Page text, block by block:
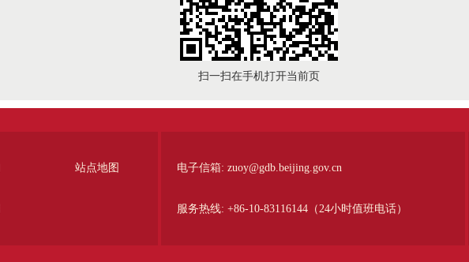
扫一扫在手机打开当前页
站点地图 电子信箱: zuoy@gdb.beijing.gov.cn
服务热线: +86-10-83116144（24小时值班电话）